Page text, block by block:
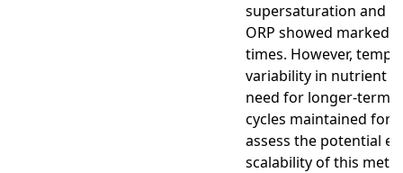
supersaturation and
ORP showed marked
times. However,
variability in nutrient
need for longer-term
cycles maintained for
assess the potential
scalability of this